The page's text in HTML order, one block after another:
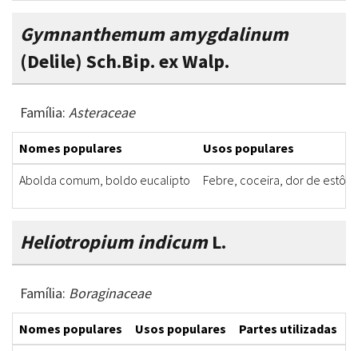
Gymnanthemum amygdalinum
(Delile) Sch.Bip. ex Walp.
Família: Asteraceae
Nomes populares
Usos populares
Abolda comum, boldo eucalipto
Febre, coceira, dor de
Heliotropium indicumL.
Família: Boraginaceae
Nomes populares Usos populares Partes utilizadas